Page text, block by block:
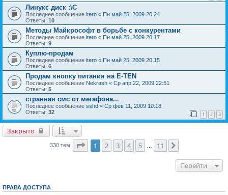
Линукс диск :\C
Последнее сообщение itero « Пн май 25, 2009 20:24
Ответы: 10
Методы Майкрософт в борьбе с конкурентами
Последнее сообщение itero « Пн май 25, 2009 20:17
Ответы: 9
Куплю-продам
Последнее сообщение itero « Пн май 25, 2009 20:15
Ответы: 6
Продам кнопку питания на E-TEN
Последнее сообщение Nekrash « Ср апр 22, 2009 22:51
Ответы: 5
странная смс от мегафона...
Последнее сообщение sshd « Ср фев 11, 2009 10:18
Ответы: 32 1 2 3
Закрыто
330 тем Страница1 из
1 2 3 4 5 … 11
Перейти
ПРАВА ДОСТУПА